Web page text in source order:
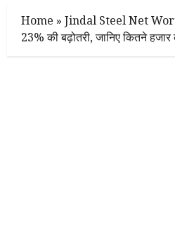
Home » Jindal Steel Net
23% की बढ़ोतरी, जानिए कितने